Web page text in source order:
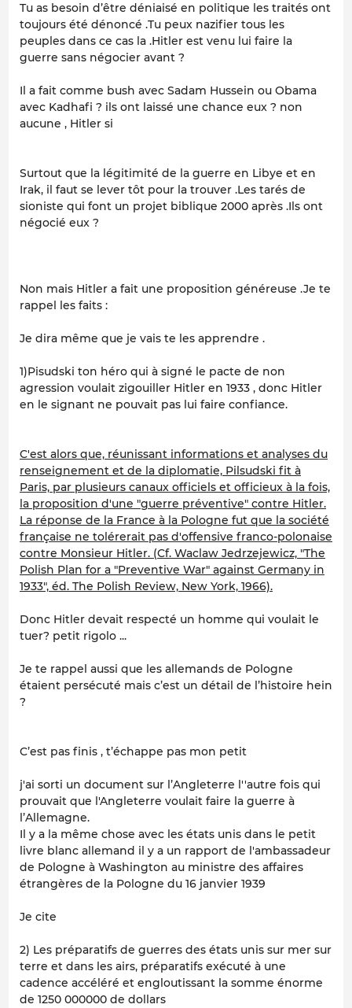
Tu as besoin d’être déniaisé en politique les traités ont
toujours été dénoncé .Tu peux nazifier tous les
peuples dans ce cas la .Hitler est venu lui faire la
guerre sans négocier avant ?
Il a fait comme bush avec Sadam Hussein ou Obama
avec Kadhafi ? ils ont laissé une chance eux ? non
aucune , Hitler si
Surtout que la légitimité de la guerre en Libye et en
Irak, il faut se lever tôt pour la trouver .Les tarés de
sioniste qui font un projet biblique 2000 après .Ils ont
négocié eux ?
Non mais Hitler a fait une proposition généreuse .Je te
rappel les faits :
Je dira même que je vais te les apprendre .
1)Pisudski ton héro qui à signé le pacte de non
agression voulait zigouiller Hitler en 1933 , donc Hitler
en le signant ne pouvait pas lui faire confiance.
C'est alors que, réunissant informations et analyses du
renseignement et de la diplomatie, Pilsudski fit à
Paris, par plusieurs canaux officiels et officieux à la fois,
la proposition d'une "guerre préventive" contre Hitler.
La réponse de la France à la Pologne fut que la société
française ne tolérerait pas d'offensive franco-polonaise
contre Monsieur Hitler. (Cf. Waclaw Jedrzejewicz, "The
Polish Plan for a "Preventive War" against Germany in
1933", éd. The Polish Review, New York, 1966).
Donc Hitler devait respecté un homme qui voulait le
tuer? petit rigolo ...
Je te rappel aussi que les allemands de Pologne
étaient persécuté mais c’est un détail de l’histoire hein
?
C’est pas finis , t’échappe pas mon petit
j'ai sorti un document sur l’Angleterre l''autre fois qui
prouvait que l'Angleterre voulait faire la guerre à
l’Allemagne.
Il y a la même chose avec les états unis dans le petit
livre blanc allemand il y a un rapport de l'ambassadeur
de Pologne à Washington au ministre des affaires
étrangères de la Pologne du 16 janvier 1939
Je cite
2) Les préparatifs de guerres des états unis sur mer sur
terre et dans les airs, préparatifs exécuté à une
cadence accéléré et engloutissant la somme énorme
de 1250 000000 de dollars